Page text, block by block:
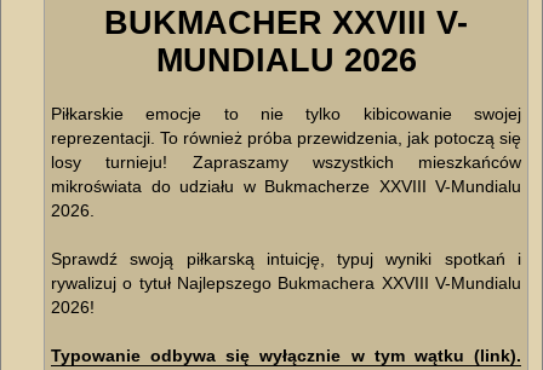
BUKMACHER XXVIII V-
MUNDIALU 2026
Piłkarskie emocje to nie tylko kibicowanie swojej
reprezentacji. To również próba przewidzenia, jak potoczą się
losy turnieju! Zapraszamy wszystkich mieszkańców
mikroświata do udziału w Bukmacherze XXVIII V-Mundialu
2026.
Sprawdź swoją piłkarską intuicję, typuj wyniki spotkań i
rywalizuj o tytuł Najlepszego Bukmachera XXVIII V-Mundialu
2026!
Typowanie odbywa się wyłącznie w tym wątku (link).